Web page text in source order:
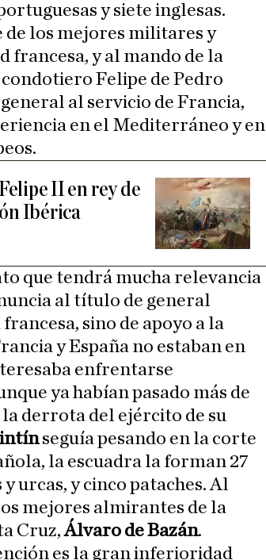
y siete inglesas.
los mejores militares y
francesa, y al mando de la
Felipe de Pedro
al servicio de Francia,
en el Mediterráneo y en
II en rey de
Ibérica
que tendrá mucha relevancia
al título de general
sino de apoyo a la
y España no estaban en
enfrentarse
ya habían pasado más de
la derrota del ejército de su
seguía pesando en la corte
la escuadra la forman 27
urcas, y cinco pataches. Al
mejores almirantes de la
Cruz,Álvaro de Bazán.
es la gran inferioridad